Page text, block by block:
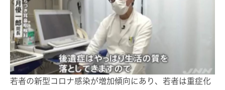
若者の新型コロナ感染が増加傾向にあり、若者は重症化